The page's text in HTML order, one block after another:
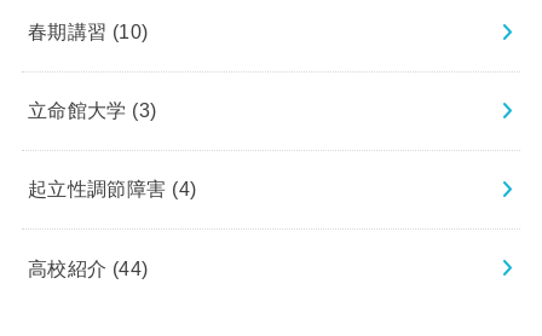
春期講習 (10)
立命館大学 (3)
起立性調節障害 (4)
高校紹介 (44)